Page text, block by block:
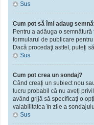
Sus
Cum pot să îmi adaug
Pentru a adăuga o
formularul de publicare
Dacă procedaţi astfel, puteţi
Sus
Cum pot crea un sondaj?
Când creaţi un subiect nou
lucru probabil că nu aveţi
având grijă să specificaţi o
valabilitatea în zile a
Sus